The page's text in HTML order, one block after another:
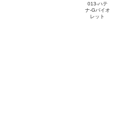
013-ハテ
ナ-Gバイオ
レット